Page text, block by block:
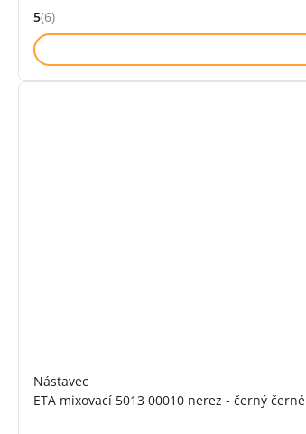
Hodnocení: 5 z 5 (6 recenzí)
5(6)
Nástavec
ETA mixovací 5013 00010 nerez - černý černé